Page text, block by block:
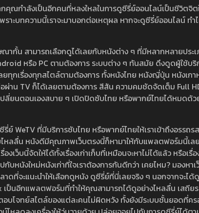
ณกำลังเป็นอีกคนที่หลงใหลในการดูซีรี่ย์ออนไลน์เป็นชีวิตจิ
ราะบทความนี้เราจะมาบอกต่อเหตุผล หากจะดูซีรี่ย์ออนไลน์
ากั้น สามารถเลือกดูได้เลยกับหนังต่าง ๆ ที่มีหลากหลายป
หรือ PC ตามต้องการ ระบบต่าง ๆ ทันสมัย ดึงดูดผู้ใช้
ทุกเรื่องทุกสไตล์ตามต้องการ ทั้งหนังไทย หนังญี่ปุ่น หนังเก
าน TV ก็ได้เลยตามต้องการ สีสัน ความคมชัดจัดเต็ม Full
ลี่ยนตอนเองสบาย ๆ เปิดปิดซับไทย หรือพากย์ไทยได้หมดด้
WeTV ที่มีบริการซับไทย หรือพากย์ไทยให้เราเข้าถึงอรร
หลลื่น หนังดีมีคุณภาพเว็บตรงนี้ก็หามาให้กับแพลตฟอร์มนี้เล
งเว็บนี้จัดให้ได้ทั้งเรื่องเก่าเก็บที่เหมือนจะหาไม่ได้แล้ว หรื
บหนังใหม่หนังเก่าที่ใจเราต้องการกันดีกว่า เคยไหม? มอง
ดที่จะแนะนำให้เลือกดูหนัง ดูซีรี่ย์ที่นี่เลยจริง ๆ นอกจากจะ
เป็นอีกแพลตฟอร์มที่ทำให้คุณสามารถได้ดูอย่างไหลลื่น เสถีย
โจทย์สไตล์ของแต่ละคนไม่ผิดหวัง ทั้งยังมีระบบชั้นยอดที่คร